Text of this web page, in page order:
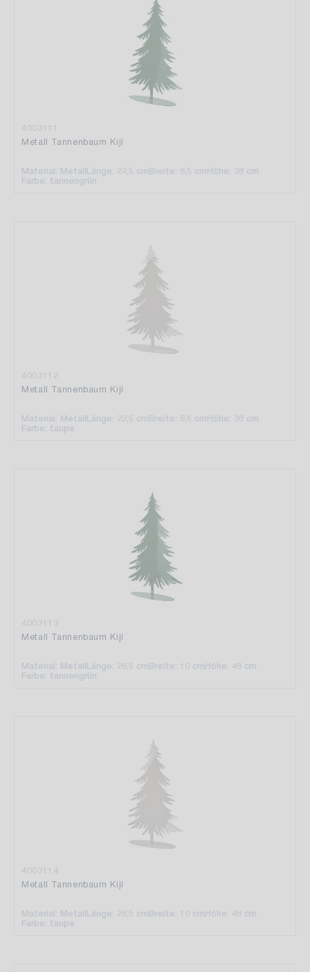
4003111
Metall Tannenbaum Kijl
Material: MetallLänge: 22,5 cmBreite: 8,5 cmHöhe: 38 cm
Farbe: tannengrün
4003112
Metall Tannenbaum Kijl
Material: MetallLänge: 22,5 cmBreite: 8,5 cmHöhe: 38 cm
Farbe: taupe
4003113
Metall Tannenbaum Kijl
Material: MetallLänge: 28,5 cmBreite: 10 cmHöhe: 48 cm
Farbe: tannengrün
4003114
Metall Tannenbaum Kijl
Material: MetallLänge: 28,5 cmBreite: 10 cmHöhe: 48 cm
Farbe: taupe